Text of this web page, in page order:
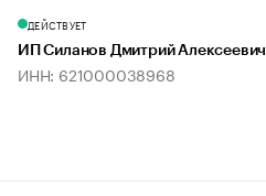
ДЕЙСТВУЕТ
ИП Силанов Дмитрий Алексеевич
ИНН: 621000038968